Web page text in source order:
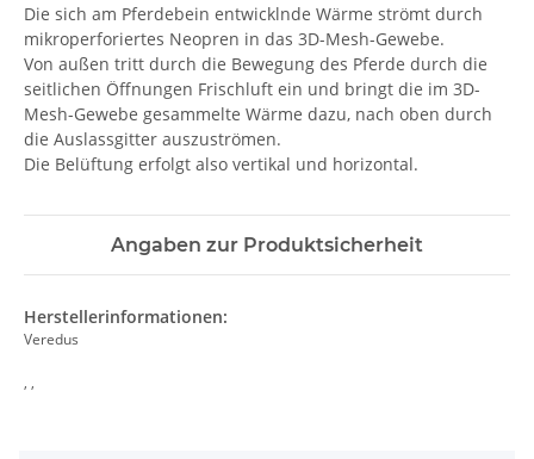
Die sich am Pferdebein entwicklnde Wärme strömt durch
mikroperforiertes Neopren in das 3D-Mesh-Gewebe.
Von außen tritt durch die Bewegung des Pferde durch die
seitlichen Öffnungen Frischluft ein und bringt die im 3D-
Mesh-Gewebe gesammelte Wärme dazu, nach oben durch
die Auslassgitter auszuströmen.
Die Belüftung erfolgt also vertikal und horizontal.
Angaben zur Produktsicherheit
Herstellerinformationen:
Veredus
, ,